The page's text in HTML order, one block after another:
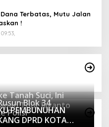
Terbatas, Mutu Jalan
!
Tanah Suci, Ini
Tour Jayanto
Blok 34
Polisi
PEMBUNUHAN
DPRD KOTA